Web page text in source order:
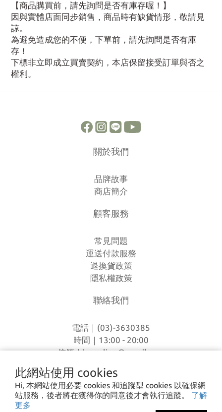
此網站使用 cookies
Hi, 本網站使用必要 cookies 和追蹤型 cookies 以確保網
站服務，後者將在獲得你的同意後才會執行追蹤。 了解
更多
【商品購買前，請先詢問是否有庫存喔！】
因與實體店面同步銷售，商品時有缺貨情形，敬請見
諒。
為避免造成您的不便，下單前，請先詢問是否有庫
存！
下標非立即成立買賣契約，本店保留接受訂單與否之
權利。
關於我們
品牌故事
商店簡介
顧客服務
常見問題
運送付款服務
退換貨政策
隱私權政策
聯絡我們
電話｜(03)-3630385
時間｜13:00 - 20:00
信箱｜loverlien@gmail.com
地址｜桃園市八德區和平路1168巷7號
I CA PING ©2023 愛露愛玩 All rights reserved.